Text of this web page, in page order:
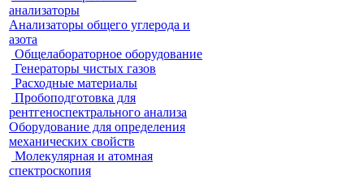
анализаторы
Анализаторы общего углерода и
азота
Общелабораторное оборудование
Генераторы чистых газов
Расходные материалы
Пробоподготовка для
рентгеноспектрального анализа
Оборудование для определения
механических свойств
Молекулярная и атомная
спектроскопия